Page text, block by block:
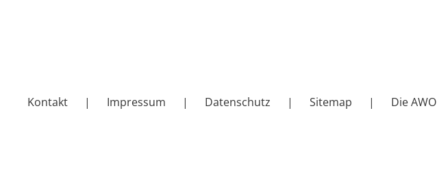
Kontakt Impressum Datenschutz Sitemap Die AWO